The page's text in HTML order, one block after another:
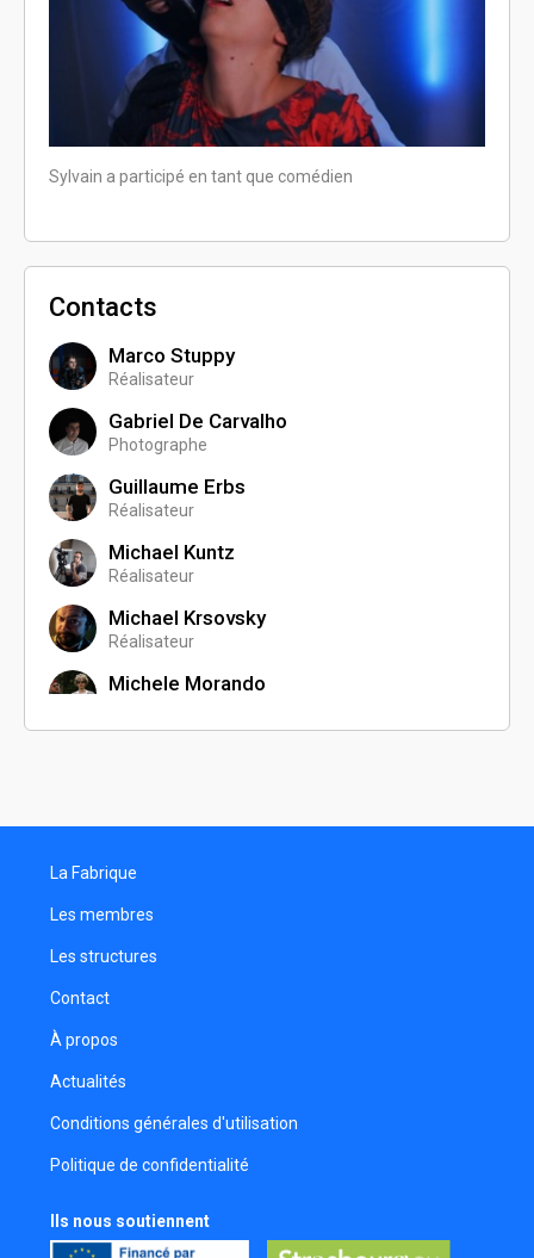
Sylvain a participé en tant que comédien
Contacts
Marco Stuppy
Réalisateur
Gabriel De Carvalho
Photographe
Guillaume Erbs
Réalisateur
Michael Kuntz
Réalisateur
Michael Krsovsky
Réalisateur
Michele Morando
Valentin Masson
Assistant réalisateur
Bertrand Julien
Florian Lidin
Réalisateur
Geraldine Delay
Monteur
Manuel Lambinet
Comédien
La Fabrique
Les membres
Les structures
Contact
À propos
Actualités
Conditions générales d'utilisation
Politique de confidentialité
Ils nous soutiennent